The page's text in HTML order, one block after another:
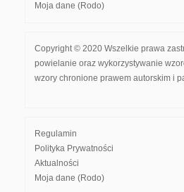
Moja dane (Rodo)
Copyright © 2020 Wszelkie prawa
powielanie oraz wykorzystywanie
wzory chronione prawem autorskim i
Regulamin
Polityka Prywatności
Aktualności
Moja dane (Rodo)